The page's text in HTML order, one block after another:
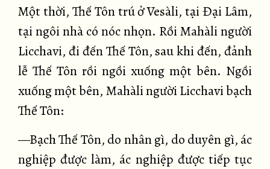
Một thời, Thế Tôn trú ở Vesàli, tại Đại Lâm,
tại ngôi nhà có nóc nhọn. Rồi Mahàli người
Licchavi, đi đến Thế Tôn, sau khi đến, đảnh
lễ Thế Tôn rồi ngồi xuống một bên. Ngồi
xuống một bên, Mahàli người Licchavi bạch
Thế Tôn:
—Bạch Thế Tôn, do nhân gì, do duyên gì, ác
nghiệp được làm, ác nghiệp được tiếp tục